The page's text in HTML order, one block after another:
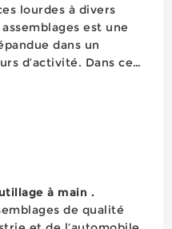
lourdes à divers
est une
dans un
d’activité. Dans ce
à main .
de qualité